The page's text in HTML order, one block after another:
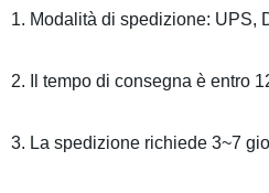
1. Modalità di spedizione: UPS,
2. Il tempo di consegna è entro
3. La spedizione richiede 3~7